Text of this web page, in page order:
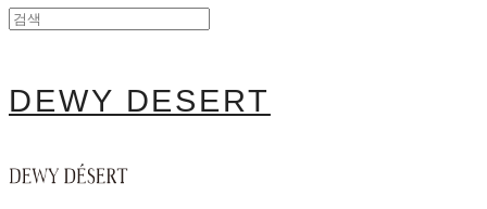
DEWY DESERT